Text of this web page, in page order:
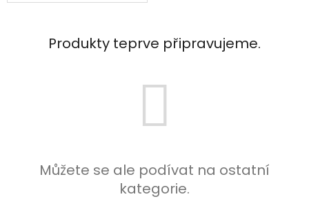
Produkty teprve připravujeme.
Můžete se ale podívat na ostatní
kategorie.